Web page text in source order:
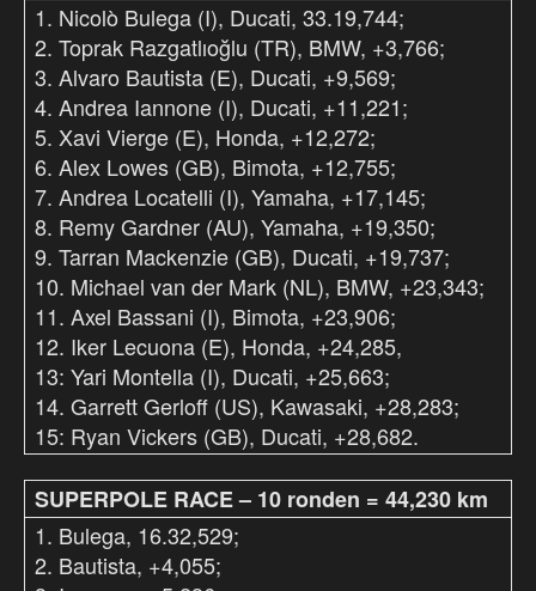
1. Nicolò Bulega (I), Ducati, 33.19,744;
2. Toprak Razgatlıoğlu (TR), BMW, +3,766;
3. Alvaro Bautista (E), Ducati, +9,569;
4. Andrea Iannone (I), Ducati, +11,221;
5. Xavi Vierge (E), Honda, +12,272;
6. Alex Lowes (GB), Bimota, +12,755;
7. Andrea Locatelli (I), Yamaha, +17,145;
8. Remy Gardner (AU), Yamaha, +19,350;
9. Tarran Mackenzie (GB), Ducati, +19,737;
10. Michael van der Mark (NL), BMW, +23,343;
11. Axel Bassani (I), Bimota, +23,906;
12. Iker Lecuona (E), Honda, +24,285,
13: Yari Montella (I), Ducati, +25,663;
14. Garrett Gerloff (US), Kawasaki, +28,283;
15: Ryan Vickers (GB), Ducati, +28,682.
SUPERPOLE RACE – 10 ronden = 44,230 km
1. Bulega, 16.32,529;
2. Bautista, +4,055;